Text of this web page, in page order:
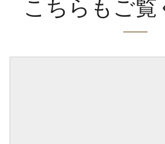
こちらもご覧